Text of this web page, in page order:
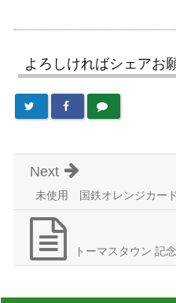
よろしければシェアお
未使用 国鉄オレンジカー
Next
トーマスタウン 記